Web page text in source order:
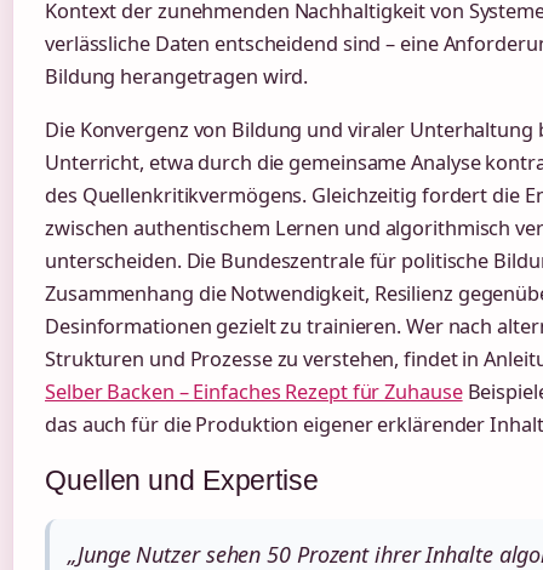
Kontext der zunehmenden Nachhaltigkeit von
verlässliche Daten entscheidend sind – eine
Bildung herangetragen wird.
Die Konvergenz von Bildung und viraler
Unterricht, etwa durch die gemeinsame Analyse
des Quellenkritikvermögens. Gleichzeitig fordert die
zwischen authentischem Lernen und algorithmisch
unterscheiden. Die Bundeszentrale für politische
Zusammenhang die Notwendigkeit, Resilienz
Desinformationen gezielt zu trainieren. Wer nach
Strukturen und Prozesse zu verstehen, findet in
Selber Backen – Einfaches Rezept für Zuhause
das auch für die Produktion eigener erklärender
Quellen und Expertise
„Junge Nutzer sehen 50 Prozent ihrer Inhalte